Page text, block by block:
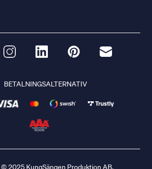
BETALNINGSALTERNATIV
2025 KungSängen Produktion AB.